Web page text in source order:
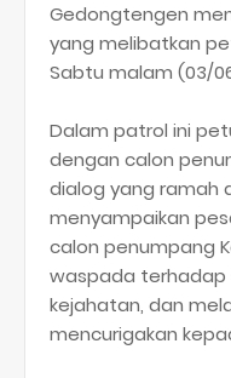
Gedongtengen
yang melibatkan
Sabtu malam (03/
Dalam patrol ini
dengan calon
dialog yang ramah
menyampaikan
calon penumpang
waspada
kejahatan, dan
mencurigakan